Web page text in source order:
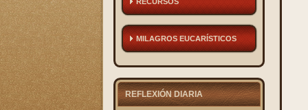
MILAGROS EUCARÍSTICOS
REFLEXIÓN DIARIA